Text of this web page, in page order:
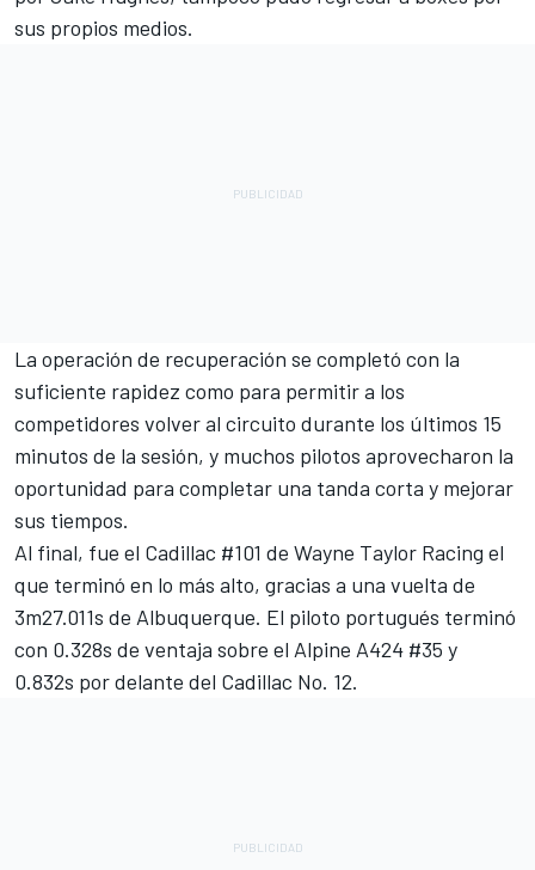
sus propios medios.
La operación de recuperación se completó con la
suficiente rapidez como para permitir a los
competidores volver al circuito durante los últimos 15
minutos de la sesión, y muchos pilotos aprovecharon la
oportunidad para completar una tanda corta y mejorar
sus tiempos.
Al final, fue el Cadillac #101 de Wayne Taylor Racing el
que terminó en lo más alto, gracias a una vuelta de
3m27.011s de Albuquerque. El piloto portugués terminó
con 0.328s de ventaja sobre el Alpine A424 #35 y
0.832s por delante del Cadillac No. 12.